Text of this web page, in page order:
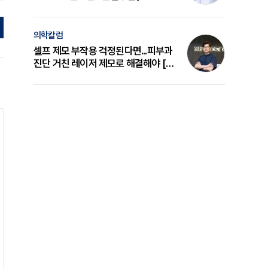
의학칼럼
셀프 제모 부작용 걱정된다면...피부과
진단 거친 레이저 제모로 해결해야 [변